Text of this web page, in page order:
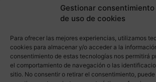
Gestionar consentimiento
de uso de cookies
Para ofrecer las mejores experiencias, utilizamos
cookies para almacenar y/o acceder a la
consentimiento de estas tecnologías nos permitirá
el comportamiento de navegación o las
sitio. No consentir o retirar el consentimiento,
SÍGUENOS EN REDES